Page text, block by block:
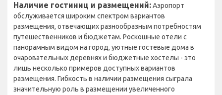
Наличие гостиниц и размещений:Аэропорт
обслуживается широким спектром вариантов
размещения, отвечающих разнообразным потребностям
путешественников и бюджетам. Роскошные отели с
панорамным видом на город, уютные гостевые дома в
очаровательных деревнях и бюджетные хостелы - это
лишь несколько примеров доступных вариантов
размещения. Гибкость в наличии размещения сыграла
значительную роль в размещении увеличенного